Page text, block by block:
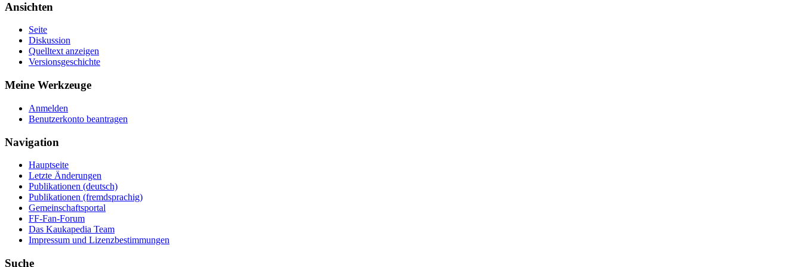
Ansichten
Seite
Diskussion
Quelltext anzeigen
Versionsgeschichte
Meine Werkzeuge
Anmelden
Benutzerkonto beantragen
Navigation
Hauptseite
Letzte Änderungen
Publikationen (deutsch)
Publikationen (fremdsprachig)
Gemeinschaftsportal
FF-Fan-Forum
Das Kaukapedia Team
Impressum und Lizenzbestimmungen
Suche